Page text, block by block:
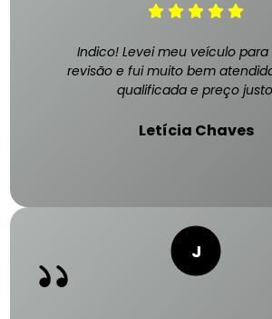
Indico! Levei meu veículo para
revisão e fui muito bem
qualificada e preço
Letícia Chaves